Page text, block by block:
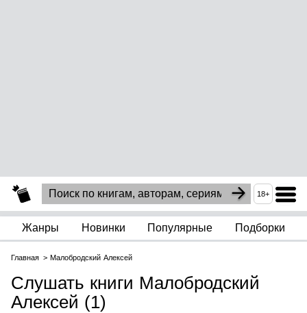
18+
Жанры Новинки Популярные Подборки
Главная Малобродский Алексей
Слушать книги Малобродский
Алексей (1)